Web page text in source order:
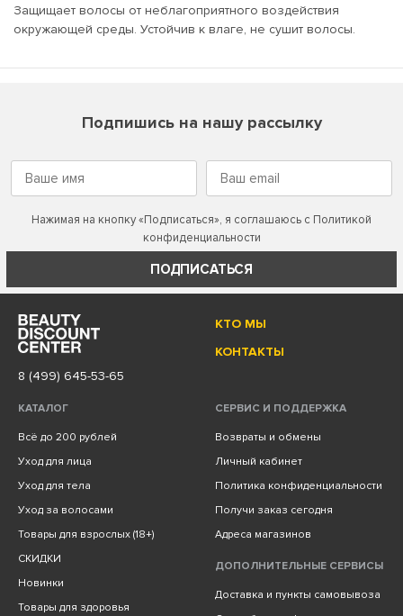
Защищает волосы от неблагоприятного воздействия
окружающей среды. Устойчив к влаге, не сушит волосы.
Подпишись на нашу рассылку
Нажимая на кнопку «Подписаться», я соглашаюсь с Политикой
конфиденциальности
ПОДПИСАТЬСЯ
КТО МЫ
КОНТАКТЫ
8 (499) 645-53-65
КАТАЛОГ
Всё до 200 рублей
Уход для лица
Уход для тела
Уход за волосами
Товары для взрослых (18+)
СКИДКИ
Новинки
Товары для здоровья
СЕРВИС И ПОДДЕРЖКА
Возвраты и обмены
Личный кабинет
Политика конфиденциальности
Получи заказ сегодня
Адреса магазинов
ДОПОЛНИТЕЛЬНЫЕ СЕРВИСЫ
Доставка и пункты самовывоза